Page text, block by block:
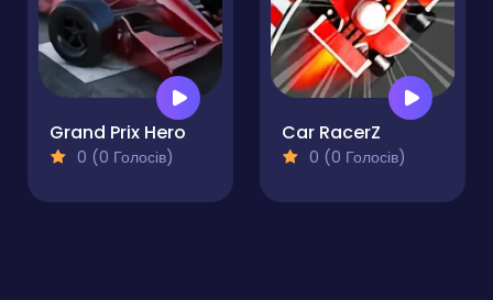
Grand Prix Hero
0 (0 Голосів)
Car RacerZ
0 (0 Голосів)